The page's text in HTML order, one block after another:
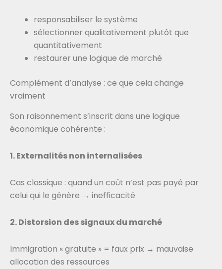
responsabiliser le système
sélectionner qualitativement plutôt que
quantitativement
restaurer une logique de marché
Complément d’analyse : ce que cela change
vraiment
Son raisonnement s’inscrit dans une logique
économique cohérente :
1. Externalités non internalisées
Cas classique : quand un coût n’est pas payé par
celui qui le génère → inefficacité
2. Distorsion des signaux du marché
Immigration « gratuite » = faux prix → mauvaise
allocation des ressources